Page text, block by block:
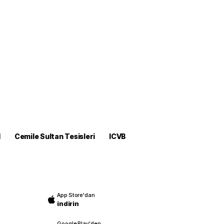
Cemile Sultan Tesisleri
ICVB
App Store'dan
indirin